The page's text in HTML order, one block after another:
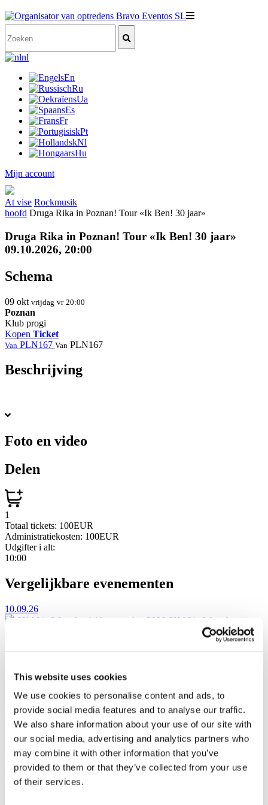
This website uses cookies
We use cookies to personalise content and ads, to
provide social media features and to analyse our traffic.
We also share information about your use of our site with
our social media, advertising and analytics partners who
may combine it with other information that you’ve
provided to them or that they’ve collected from your use
of their services.
nl
En
Ru
Ua
Es
Fr
Pt
Nl
Hu
Mijn account
At vise Rockmusik
hoofd Druga Rika in Poznan! Tour «Ik Ben! 30 jaar»
Druga Rika in Poznan! Tour «Ik Ben! 30 jaar»
09.10.2026, 20:00
Schema
09 okt vrijdag vr 20:00
Poznan
Klub progi
Kopen Ticket
Van PLN167 Van PLN167
Beschrijving
Foto en video
Delen
1
Totaal tickets: 100EUR
Administratiekosten: 100EUR
Udgifter i alt:
10:00
Vergelijkbare evenementen
10.09.26
SKAI in Warschau! 10 september 2026 SKAI in Warschau in
, VooDoo Club
PLN167
Koop ticket
11.09.26
SKAI in Szczecin! 11 september 2026 SKAI in Szczecin in
Kosmos. 25 jaar op het podium.
At vise